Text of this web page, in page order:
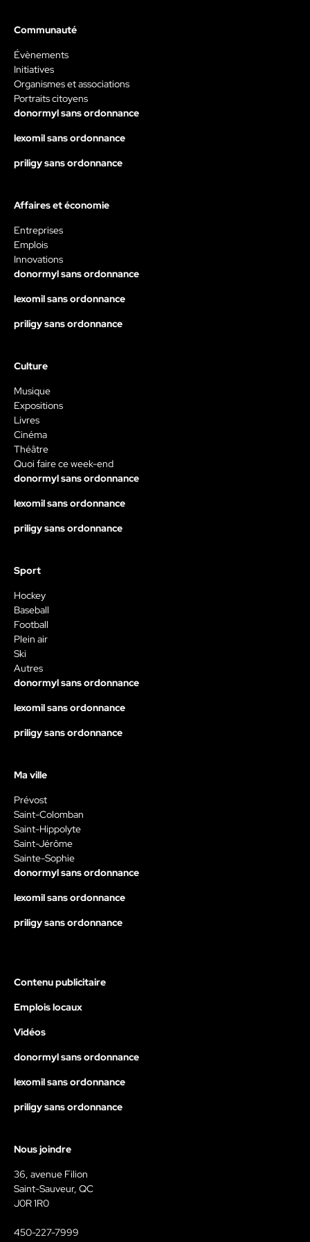
Communauté
Évènements
Initiatives
Organismes et associations
Portraits citoyens
donormyl sans ordonnance
lexomil sans ordonnance
priligy sans ordonnance
Affaires et économie
Entreprises
Emplois
Innovations
donormyl sans ordonnance
lexomil sans ordonnance
priligy sans ordonnance
Culture
Musique
Expositions
Livres
Cinéma
Théâtre
Quoi faire ce week-end
donormyl sans ordonnance
lexomil sans ordonnance
priligy sans ordonnance
Sport
Hockey
Baseball
Football
Plein air
Ski
Autres
donormyl sans ordonnance
lexomil sans ordonnance
priligy sans ordonnance
Ma ville
Prévost
Saint-Colomban
Saint-Hippolyte
Saint-Jérôme
Sainte-Sophie
donormyl sans ordonnance
lexomil sans ordonnance
priligy sans ordonnance
Contenu publicitaire
Emplois locaux
Vidéos
donormyl sans ordonnance
lexomil sans ordonnance
priligy sans ordonnance
Nous joindre
36, avenue Filion
Saint-Sauveur, QC
J0R 1R0
450-227-7999